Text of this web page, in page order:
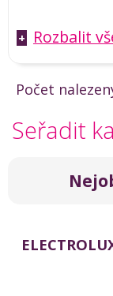
+ Rozbalit
Počet
Seřadit